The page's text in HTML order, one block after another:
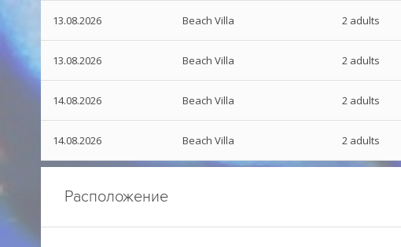
13.08.2026 Beach Villa 2 adults
13.08.2026 Beach Villa 2 adults
14.08.2026 Beach Villa 2 adults
14.08.2026 Beach Villa 2 adults
Расположение